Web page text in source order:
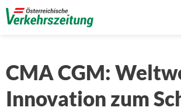
CMA CGM:
Innovation zum